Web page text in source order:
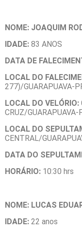
NOME: JOAQUIM
IDADE: 83 ANOS
DATA DE
LOCAL DO
277)/GUARAPUAVA-
LOCAL DO VELÓRIO:
CRUZ/GUARAPUAVA-
LOCAL DO
CENTRAL/
DATA DO
HORÁRIO: 10:30 hrs
NOME: LUCAS
IDADE: 22 anos